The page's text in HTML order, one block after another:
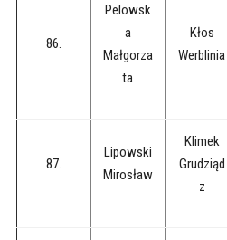
86.
Pelowsk
a
Małgorza
ta
Kłos
Werblinia
87.
Lipowski
Mirosław
Klimek
Grudziąd
z